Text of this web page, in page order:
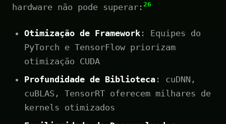
hardware não pode superar: 26
Otimização de Framework : Equipes do
PyTorch e TensorFlow priorizam
otimização CUDA
Profundidade de Biblioteca : cuDNN,
cuBLAS, TensorRT oferecem milhares de
kernels otimizados